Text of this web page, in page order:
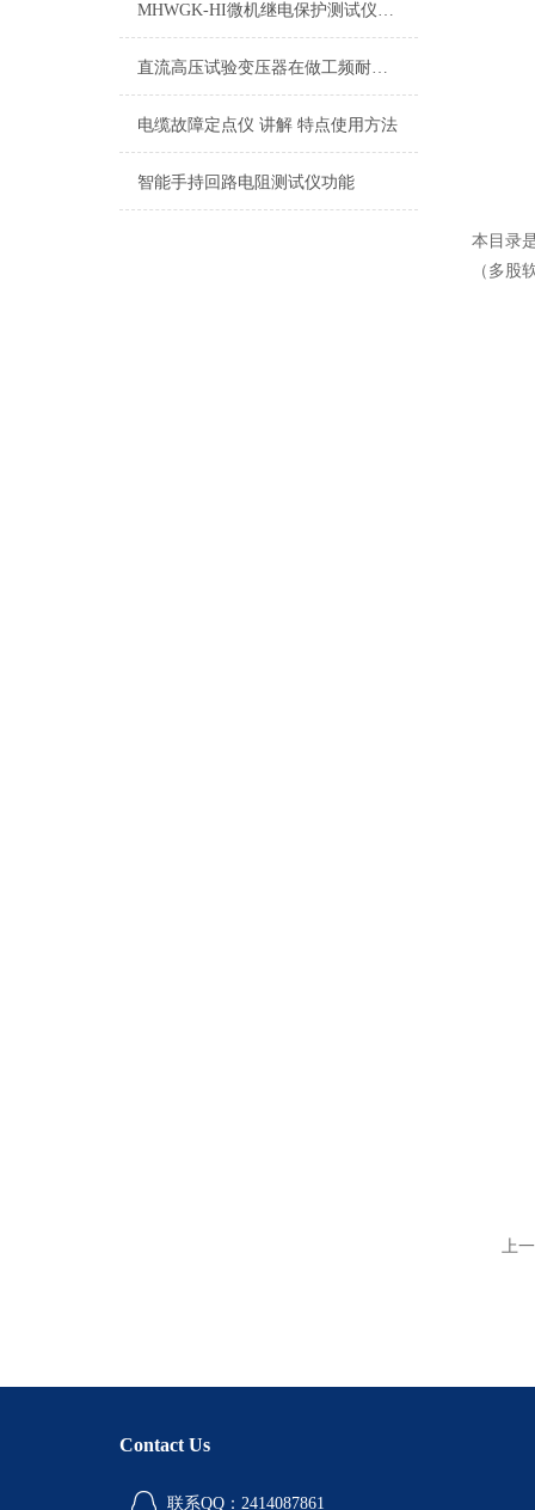
MHWGK-HI微机继电保护测试仪（工控机）产品简介
直流高压试验变压器在做工频耐压试验时一定要注意的事情
电缆故障定点仪 讲解 特点使用方法
智能手持回路电阻测试仪功能
本目录
（多股
上
Contact Us
联系QQ：2414087861